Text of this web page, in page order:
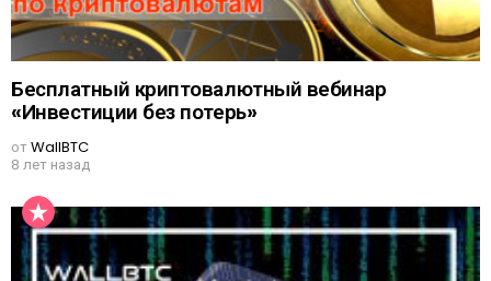
Бесплатный криптовалютный вебинар
«Инвестиции без потерь»
отWallBTC
8 лет назад